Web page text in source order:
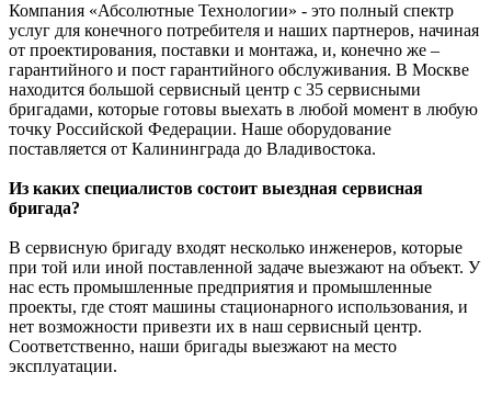
Компания «Абсолютные Технологии» - это полный спектр
услуг для конечного потребителя и наших партнеров, начиная
от проектирования, поставки и монтажа, и, конечно же –
гарантийного и пост гарантийного обслуживания. В Москве
находится большой сервисный центр с 35 сервисными
бригадами, которые готовы выехать в любой момент в любую
точку Российской Федерации. Наше оборудование
поставляется от Калининграда до Владивостока.
Из каких специалистов состоит выездная сервисная
бригада?
В сервисную бригаду входят несколько инженеров, которые
при той или иной поставленной задаче выезжают на объект. У
нас есть промышленные предприятия и промышленные
проекты, где стоят машины стационарного использования, и
нет возможности привезти их в наш сервисный центр.
Соответственно, наши бригады выезжают на место
эксплуатации.